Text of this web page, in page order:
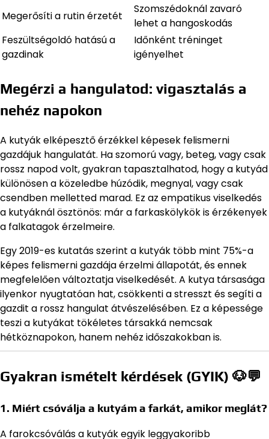
Megerősíti a rutin érzetét
Szomszédoknál zavaró
lehet a hangoskodás
Feszültségoldó hatású a
gazdinak
Időnként tréninget
igényelhet
Megérzi a hangulatod: vigasztalás a
nehéz napokon
A kutyák elképesztő érzékkel képesek felismerni
gazdájuk hangulatát. Ha szomorú vagy, beteg, vagy csak
rossz napod volt, gyakran tapasztalhatod, hogy a kutyád
különösen a közeledbe húzódik, megnyal, vagy csak
csendben melletted marad. Ez az empatikus viselkedés
a kutyáknál ösztönös: már a farkaskölykök is érzékenyek
a falkatagok érzelmeire.
Egy 2019-es kutatás szerint a kutyák több mint 75%-a
képes felismerni gazdája érzelmi állapotát, és ennek
megfelelően változtatja viselkedését. A kutya társasága
ilyenkor nyugtatóan hat, csökkenti a stresszt és segíti a
gazdit a rossz hangulat átvészelésében. Ez a képessége
teszi a kutyákat tökéletes társakká nemcsak
hétköznapokon, hanem nehéz időszakokban is.
Gyakran ismételt kérdések (GYIK) 🐶💬
1. Miért csóválja a kutyám a farkát, amikor meglát?
A farokcsóválás a kutyák egyik leggyakoribb